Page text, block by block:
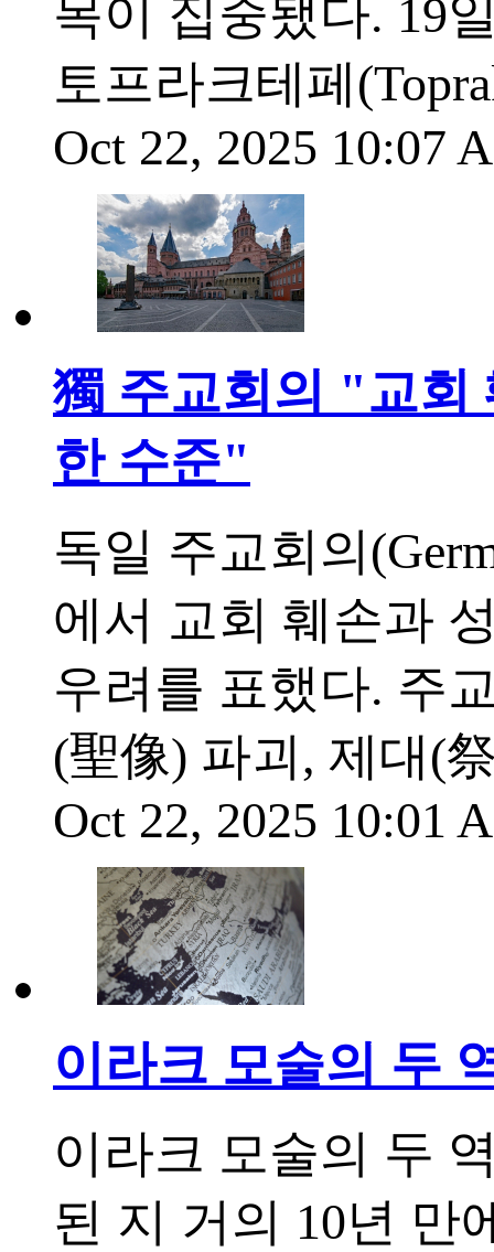
목이 집중됐다. 19
토프라크테페
Oct 22, 2025 10:07
獨 주교회의 "교회
한 수준"
독일 주교회의
에서 교회 훼손과
우려를 표했다. 주
(聖像) 파괴, 제대(
Oct 22, 2025 10:01
이라크 모술의 두
이라크 모술의 두
된 지 거의 10년 만